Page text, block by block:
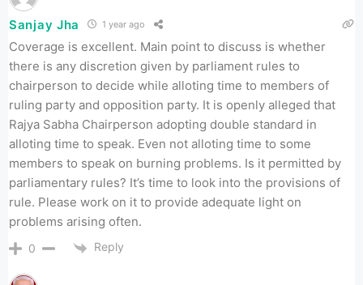
Sanjay Jha 1 year ago
Coverage is excellent. Main point to discuss is whether
there is any discretion given by parliament rules to
chairperson to decide while alloting time to members of
ruling party and opposition party. It is openly alleged that
Rajya Sabha Chairperson adopting double standard in
alloting time to speak. Even not alloting time to some
members to speak on burning problems. Is it permitted by
parliamentary rules? It’s time to look into the provisions of
rule. Please work on it to provide adequate light on
problems arising often.
0 Reply